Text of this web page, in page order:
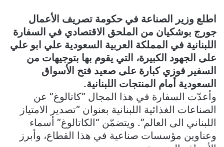
اطلع وزير الصناعة في حكومة تصريف الأعمال
جورج بوشكيان من الملحق الاقتصادي في السفارة
اللبنانية في المملكة العربية السعودية علي ابو علي
على الجهود الكبيرة، التي يقوم بها بتوجيهات من
السفير فوزي كبارة على صعيد فتح الأسواق
السعودية أمام المنتجات اللبنانية.
وأعدّت السفارة في هذا المجال “كاتالوغ” عن
الصناعات الغذائية اللبنانية بعنوان “تصدير الامتياز
اللبناني الى العالم”. ويتضمّن “الكاتالوغ” أسماء
وعناوين مؤسسات صناعية في هذا القطاع، وأبرز